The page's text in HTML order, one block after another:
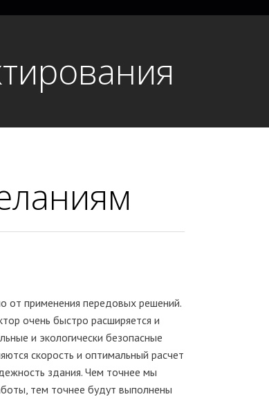
от применения передовых решений.
очень быстро расширяется и
и экологически безопасные
скорость и оптимальный расчет
здания. Чем точнее мы
тем точнее будут выполнены